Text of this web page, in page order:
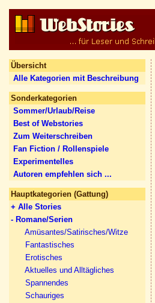
Übersicht
Alle Kategorien mit Beschreibung
Sonderkategorien
Sommer/Urlaub/Reise
Best of Webstories
Zum Weiterschreiben
Fan Fiction / Rollenspiele
Experimentelles
Autoren empfehlen sich ...
Hauptkategorien (Gattung)
+ Alle Stories
- Romane/Serien
Amüsantes/Satirisches/Witze
Fantastisches
Erotisches
Aktuelles und Alltägliches
Spannendes
Schauriges